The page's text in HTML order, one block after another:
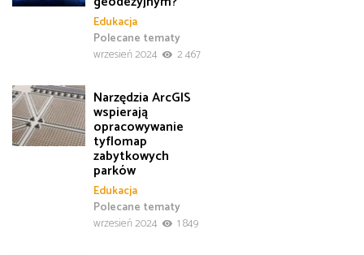
Edukacja
Polecane tematy
wrzesień 2024
2 467
Narzędzia ArcGIS
wspierają
opracowywanie
tyflomap
zabytkowych
parków
Edukacja
Polecane tematy
wrzesień 2024
1 849